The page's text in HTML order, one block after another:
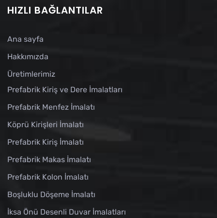
HIZLI BAĞLANTILAR
Ana sayfa
Hakkımızda
Üretimlerimiz
Prefabrik Kiriş ve Dere İmalatları
Prefabrik Menfez İmalatı
Köprü Kirişleri İmalatı
Prefabrik Kiriş İmalatı
Prefabrik Makas İmalatı
Prefabrik Kolon İmalatı
Boşluklu Döşeme İmalatı
İksa Önü Desenli Duvar İmalatları